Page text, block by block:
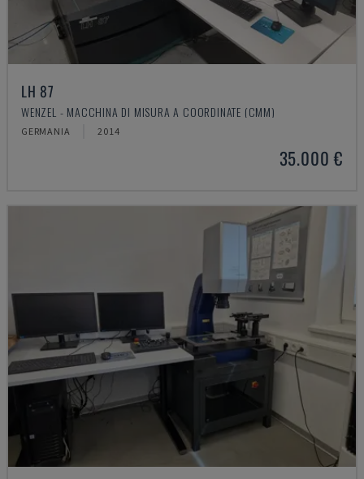
LH 87
WENZEL - MACCHINA DI MISURA A COORDINATE (CMM)
GERMANIA 2014
35.000 €